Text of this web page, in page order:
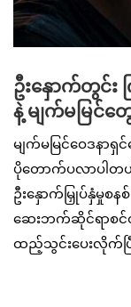
ဦးနှောက်တွင်
နဲ့ မျက်မမြင်တွ
မျက်မမြင်ဝေဒနာ
ပိုတောက်ပလာပါတ
ဦးနှောက်မြှုပ်နှံမှုစ
ဆေးဘက်ဆိုင်ရာစင်
ထည့်သွင်းပေးလိုက်ပြီ